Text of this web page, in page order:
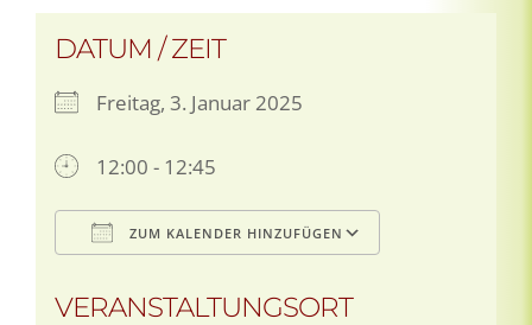
DATUM / ZEIT
Freitag, 3. Januar 2025
12:00 - 12:45
ZUM KALENDER HINZUFÜGEN
VERANSTALTUNGSORT